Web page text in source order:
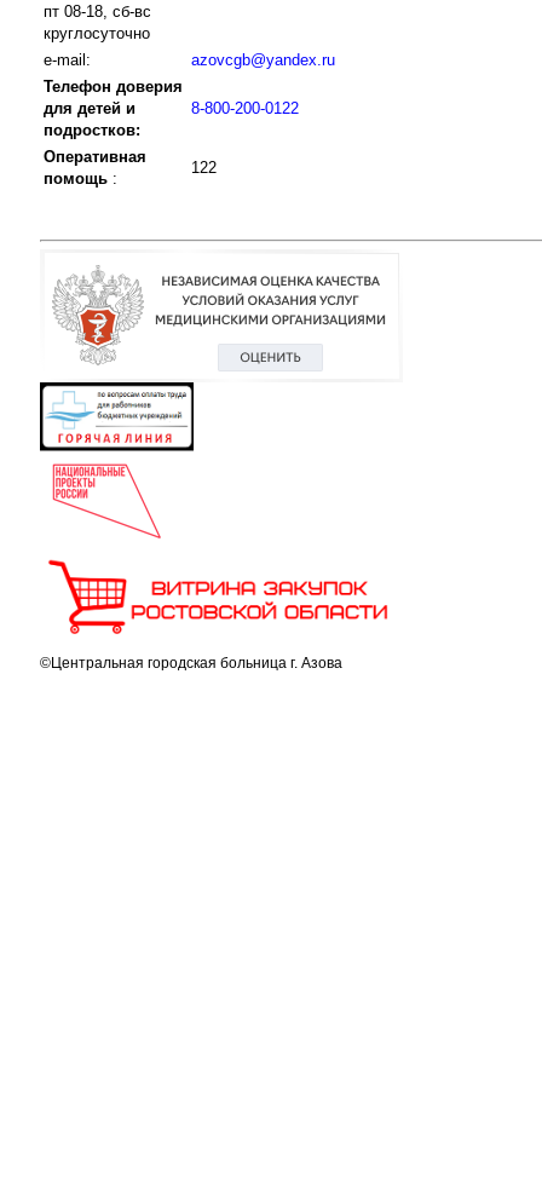
пт 08-18, сб-вс
круглосуточно
e-mail:
azovcgb@yandex.ru
Телефон доверия
для детей и
подростков:
8-800-200-0122
Оперативная
помощь :
122
©Центральная городская больница г. Азова